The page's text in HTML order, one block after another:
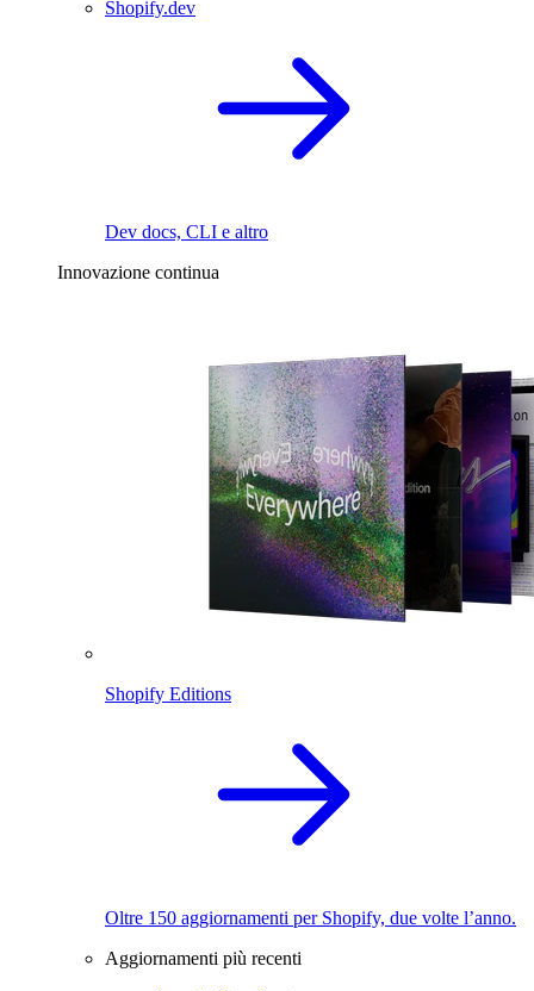
Shopify.dev
Dev docs, CLI e altro
Innovazione continua
Shopify Editions
Oltre 150 aggiornamenti per Shopify, due volte l’anno.
Aggiornamenti più recenti